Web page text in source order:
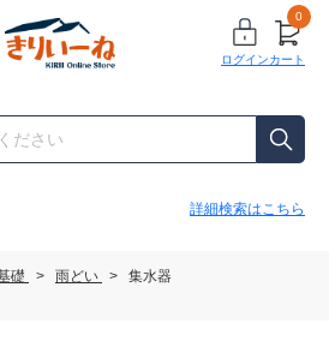
ログイン
0
カート
詳細検索はこちら
礎 > 雨どい > 集水器